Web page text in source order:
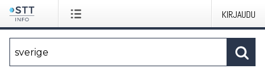
KIRJAUDU